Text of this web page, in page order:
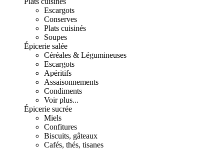
Escargots
Conserves
Plats cuisinés
Soupes
Épicerie salée
Céréales & Légumineuses
Escargots
Apéritifs
Assaisonnements
Condiments
Voir plus...
Épicerie sucrée
Miels
Confitures
Biscuits, gâteaux
Cafés, thés, tisanes